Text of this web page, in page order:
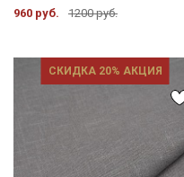
960 руб. 1200 руб.
СКИДКА 20% АКЦИЯ